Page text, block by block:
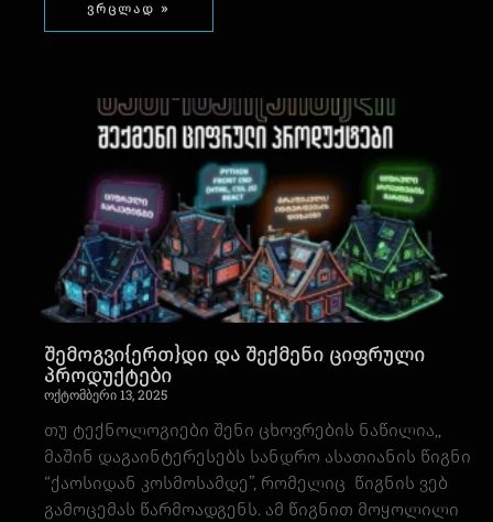
ვრცლად »
შემოგვი{ერთ}დი და შექმენი ციფრული
პროდუქტები
ოქტომბერი 13, 2025
თუ ტექნოლოგიები შენი ცხოვრების ნაწილია,,
მაშინ დაგაინტერესებს სანდრო ასათიანის წიგნი
“ქაოსიდან კოსმოსამდე”, რომელიც წიგნის ვებ
გამოცემას წარმოადგენს. ამ წიგნით მოყოლილი